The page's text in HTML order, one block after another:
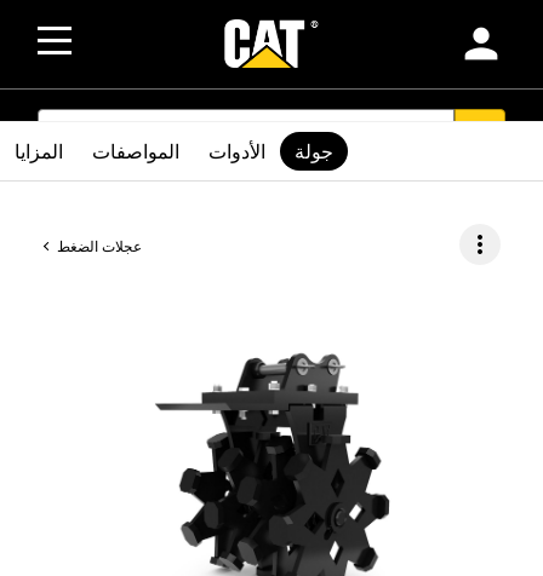
person
SEARCH
عجلات الضغط more_vert
المزايا المواصفات الأدوات جولة